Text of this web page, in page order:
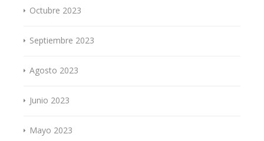
Octubre 2023
Septiembre 2023
Agosto 2023
Junio 2023
Mayo 2023